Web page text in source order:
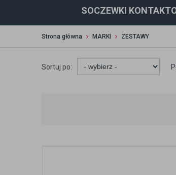
SOCZEWKI
Strona główna MARKI ZESTAWY
Sortuj po: